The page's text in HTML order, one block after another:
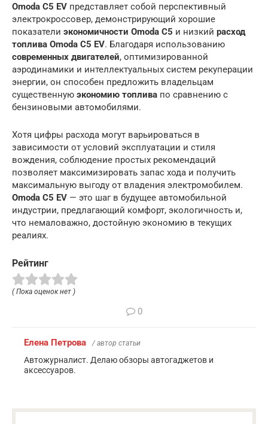
Omoda C5 EV представляет собой перспективный
электрокроссовер, демонстрирующий хорошие
показатели экономичности Omoda C5 и низкий расход
топлива Omoda C5 EV. Благодаря использованию
современных двигателей, оптимизированной
аэродинамики и интеллектуальных систем рекуперации
энергии, он способен предложить владельцам
существенную экономию топлива по сравнению с
бензиновыми автомобилями.
Хотя цифры расхода могут варьироваться в
зависимости от условий эксплуатации и стиля
вождения, соблюдение простых рекомендаций
позволяет максимизировать запас хода и получить
максимальную выгоду от владения электромобилем.
Omoda C5 EV — это шаг в будущее автомобильной
индустрии, предлагающий комфорт, экологичность и,
что немаловажно, достойную экономию в текущих
реалиях.
Рейтинг
( Пока оценок нет )
0
Елена Петрова / автор статьи
Автожурналист. Делаю обзоры автогаджетов и
аксессуаров.